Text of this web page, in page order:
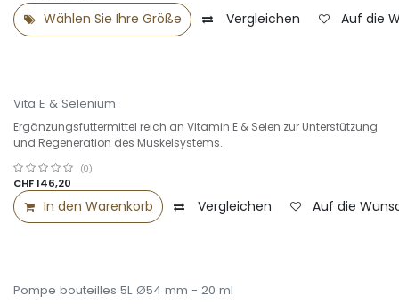
Wählen Sie Ihre Größe Vergleichen Auf die
Vita E & Selenium
Ergänzungsfuttermittel reich an Vitamin E & Selen zur Unterstützung
und Regeneration des Muskelsystems.
(0)
CHF146,20
In den Warenkorb Vergleichen Auf die
Pompe bouteilles 5L Ø54 mm - 20 ml